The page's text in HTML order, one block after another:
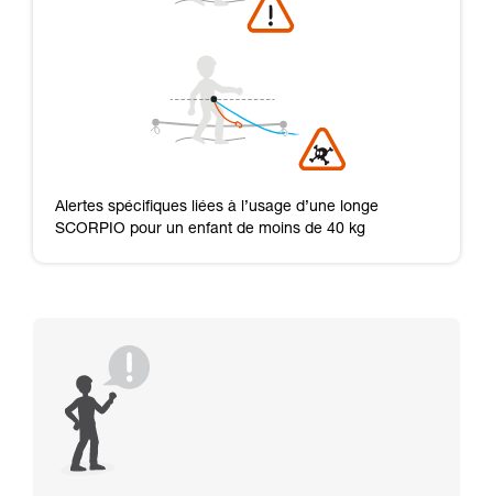
Alertes spécifiques liées à l’usage d’une longe
SCORPIO pour un enfant de moins de 40 kg